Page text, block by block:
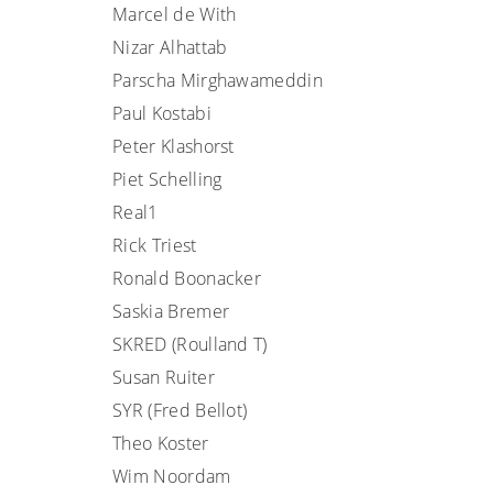
Marcel de With
Nizar Alhattab
Parscha Mirghawameddin
Paul Kostabi
Peter Klashorst
Piet Schelling
Real1
Rick Triest
Ronald Boonacker
Saskia Bremer
SKRED (Roulland T)
Susan Ruiter
SYR (Fred Bellot)
Theo Koster
Wim Noordam